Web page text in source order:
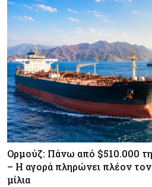
Κύπρος
Χορηγία €10.000 για
ΤΕΠΑΚ
Ορμούζ: Πάνω από $510.000
– Η αγορά πληρώνει πλέον τον
μίλια